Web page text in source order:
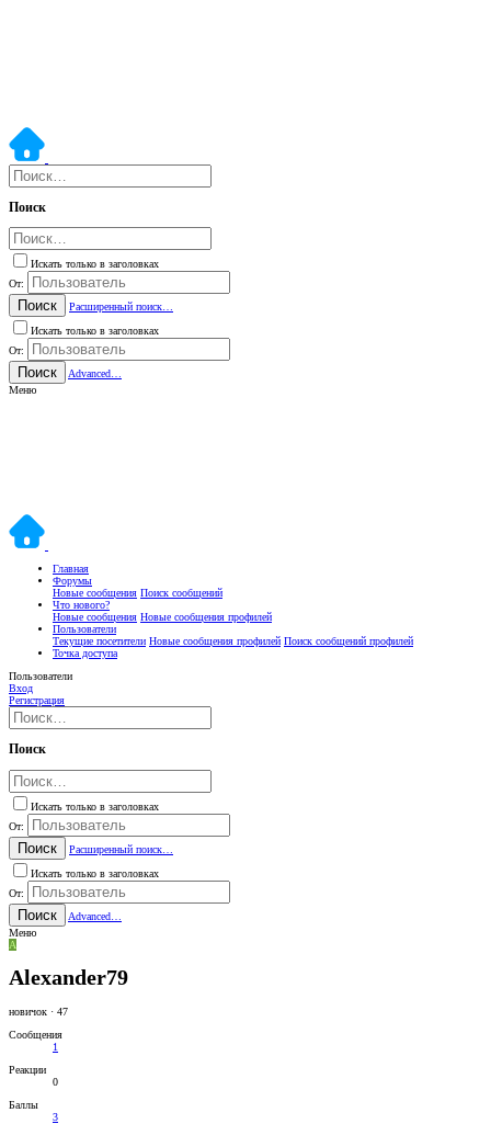
Поиск
Искать только в заголовках
От:
Поиск
Расширенный поиск…
Искать только в заголовках
От:
Поиск
Advanced…
Меню
Главная
Форумы
Новые сообщения Поиск сообщений
Что нового?
Новые сообщения Новые сообщения профилей
Пользователи
Текущие посетители Новые сообщения профилей Поиск сообщений профилей
Точка доступа
Пользователи
Вход
Регистрация
Поиск
Искать только в заголовках
От:
Поиск
Расширенный поиск…
Искать только в заголовках
От:
Поиск
Advanced…
Меню
A
Alexander79
новичок · 47
Сообщения
1
Реакции
0
Баллы
3